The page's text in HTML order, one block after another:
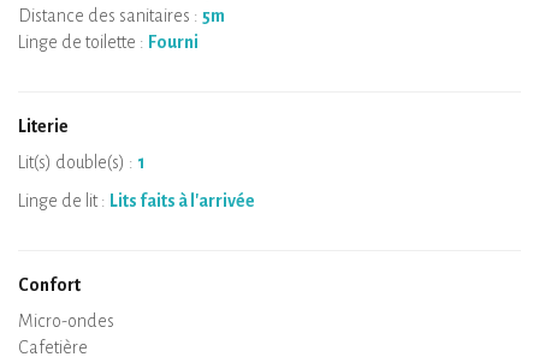
Distance des sanitaires : 5m
Linge de toilette : Fourni
Literie
Lit(s) double(s) : 1
Linge de lit : Lits faits à l'arrivée
Confort
Micro-ondes
Cafetière